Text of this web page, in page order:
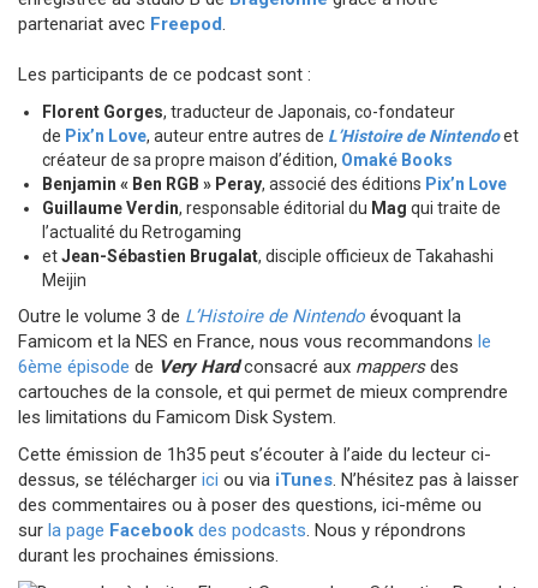
partenariat avec Freepod.
Les participants de ce podcast sont :
Florent Gorges, traducteur de Japonais, co-fondateur
de Pix’n Love, auteur entre autres de L’Histoire de Nintendoet
créateur de sa propre maison d’édition, Omaké Books
Benjamin « Ben RGB » Peray, associé des éditions Pix’n Love
Guillaume Verdin, responsable éditorial du Mag qui traite de
l’actualité du Retrogaming
etJean-Sébastien Brugalat, disciple officieux de Takahashi
Meijin
Outre le volume 3 de L’Histoire de Nintendo évoquant la
Famicom et la NES en France, nous vous recommandons le
6ème épisode de Very Hard consacré aux mappersdes
cartouches de la console, et qui permet de mieux comprendre
les limitations du Famicom Disk System.
Cette émission de 1h35 peut s’écouter à l’aide du lecteur ci-
dessus, se télécharger ici ou via iTunes. N’hésitez pas à laisser
des commentaires ou à poser des questions, ici-même ou
sur la page Facebook des podcasts. Nous y répondrons
durant les prochaines émissions.